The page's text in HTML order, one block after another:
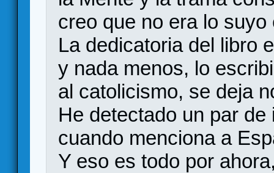
creo que no era lo
La dedicatoria del libro
y nada menos, lo
al catolicismo, se deja
He detectado un par
cuando menciona a
Y eso es todo por